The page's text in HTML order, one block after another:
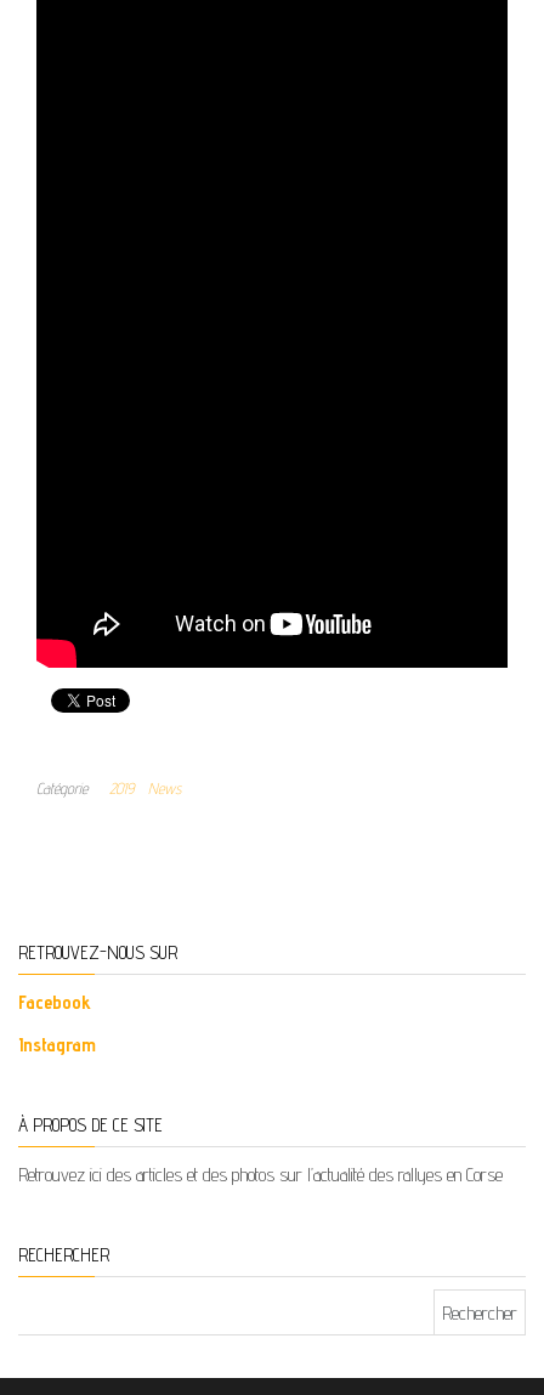
Catégorie 2019 News
RETROUVEZ-NOUS SUR
Facebook
Instagram
À PROPOS DE CE SITE
Retrouvez ici des articles et des photos sur l’actualité des rallyes en Corse
RECHERCHER